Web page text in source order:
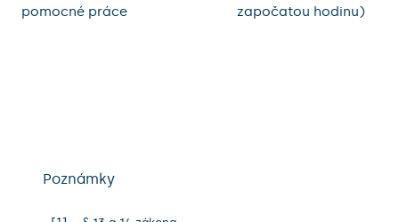
pomocné práce
započatou hodinu)
Poznámky